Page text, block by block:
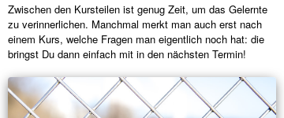
Zwischen den Kursteilen ist genug Zeit, um das Gelernte
zu verinnerlichen. Manchmal merkt man auch erst nach
einem Kurs, welche Fragen man eigentlich noch hat: die
bringst Du dann einfach mit in den nächsten Termin!